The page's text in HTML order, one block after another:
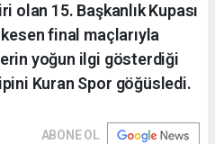
olan 15. Başkanlık Kupası
final maçlarıyla
yoğun ilgi gösterdiği
Kuran Spor göğüsledi.
ABONE OL